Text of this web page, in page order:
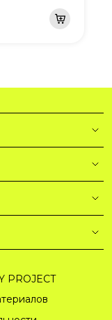
PROJECT